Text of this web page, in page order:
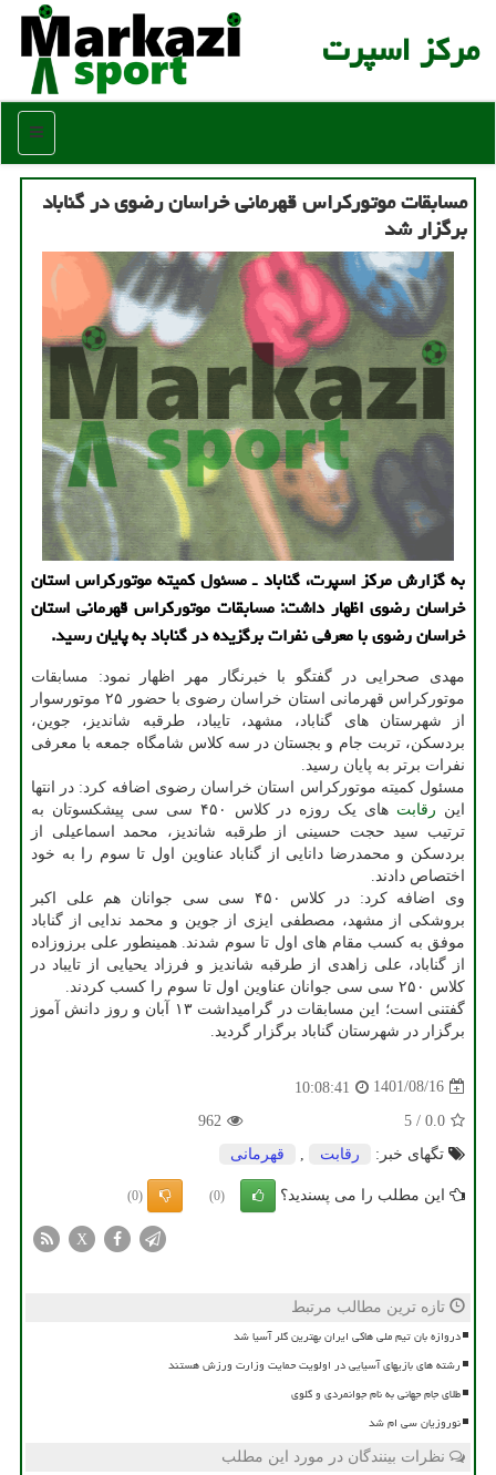
مركز اسپرت
منو
مسابقات موتورکراس قهرمانی خراسان رضوی در گناباد
برگزار شد
به گزارش مرکز اسپرت، گناباد ـ مسئول کمیته موتورکراس استان
خراسان رضوی اظهار داشت: مسابقات موتورکراس قهرمانی استان
خراسان رضوی با معرفی نفرات برگزیده در گناباد به پایان رسید.
مهدی صحرایی در گفتگو با خبرنگار مهر اظهار نمود: مسابقات
موتورکراس قهرمانی استان خراسان رضوی با حضور ۲۵ موتورسوار
از شهرستان های گناباد، مشهد، تایباد، طرقبه شاندیز، جوین،
بردسکن، تربت جام و بجستان در سه کلاس شامگاه جمعه با معرفی
نفرات برتر به پایان رسید.
مسئول کمیته موتورکراس استان خراسان رضوی اضافه کرد: در انتها
این رقابت
های یک روزه در کلاس ۴۵۰ سی سی پیشکسوتان به
ترتیب سید حجت حسینی از طرقبه شاندیز، محمد اسماعیلی از
بردسکن و محمدرضا دانایی از گناباد عناوین اول تا سوم را به خود
اختصاص دادند.
وی اضافه کرد: در کلاس ۴۵۰ سی سی جوانان هم علی اکبر
بروشکی از مشهد، مصطفی ایزی از جوین و محمد ندایی از گناباد
موفق به کسب مقام های اول تا سوم شدند. همینطور علی برزوزاده
از گناباد، علی زاهدی از طرقبه شاندیز و فرزاد یحیایی از تایباد در
کلاس ۲۵۰ سی سی جوانان عناوین اول تا سوم را کسب کردند.
گفتنی است؛ این مسابقات در گرامیداشت ۱۳ آبان و روز دانش آموز
برگزار در شهرستان گناباد برگزار گردید.
1401/08/16
10:08:41
0.0
/
5
962
تگهای خبر:
رقابت قهرمانی
این مطلب را می پسندید؟ (0)
(0)
X
تازه ترین مطالب مرتبط
دروازه بان تیم ملی هاکی ایران بهترین گلر آسیا شد
رشته های بازیهای آسیایی در اولویت حمایت وزارت ورزش هستند
طلای جام جهانی به نام جوانمردی و گلوی
نوروزیان سی ام شد
نظرات بینندگان در مورد این مطلب